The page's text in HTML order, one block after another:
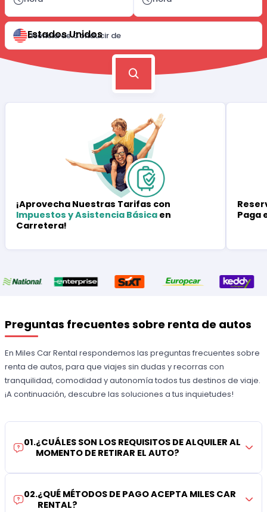
Licencia de Conducir de
Estados Unidos
¡Aprovecha Nuestras Tarifas con
Impuestos y Asistencia Básica en
Carretera!
Paga
Preguntas frecuentes sobre renta de autos
En Miles Car Rental respondemos las preguntas frecuentes sobre
renta de autos, para que viajes sin dudas y recorras con
tranquilidad, comodidad y autonomía todos tus destinos de viaje.
¡A continuación, descubre las soluciones a tus inquietudes!
01.¿CUÁLES SON LOS REQUISITOS DE ALQUILER AL
MOMENTO DE RETIRAR EL AUTO?
02.¿QUÉ MÉTODOS DE PAGO ACEPTA MILES CAR
RENTAL?